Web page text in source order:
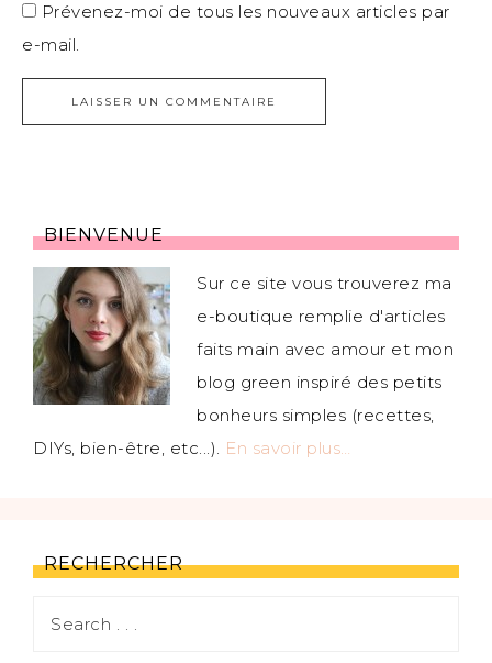
Prévenez-moi de tous les nouveaux articles par
e-mail.
BIENVENUE
Sur ce site vous trouverez ma
e-boutique remplie d'articles
faits main avec amour et mon
blog green inspiré des petits
bonheurs simples (recettes,
DIYs, bien-être, etc...).
En savoir plus…
RECHERCHER